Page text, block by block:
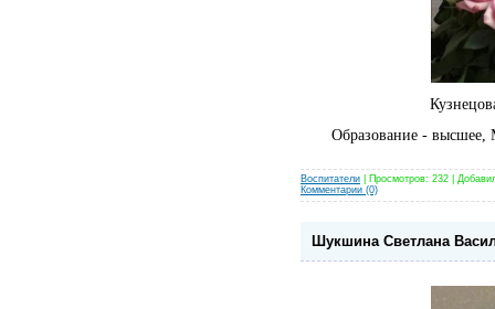
Образование -
Воспитатели | Просмотров: 232 |
Комментарии (0)
Шукшина Светлана